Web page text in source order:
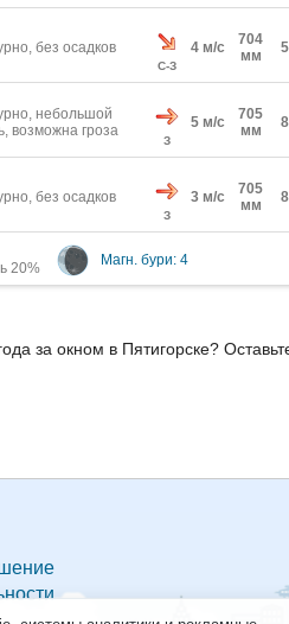
без осадков
С-З
4 м/с
704
мм
небольшой
возможна гроза
З
5 м/с
705
мм
без осадков
З
3 м/с
705
мм
20%
Магн. бури: 4
за окном в Пятигорске?